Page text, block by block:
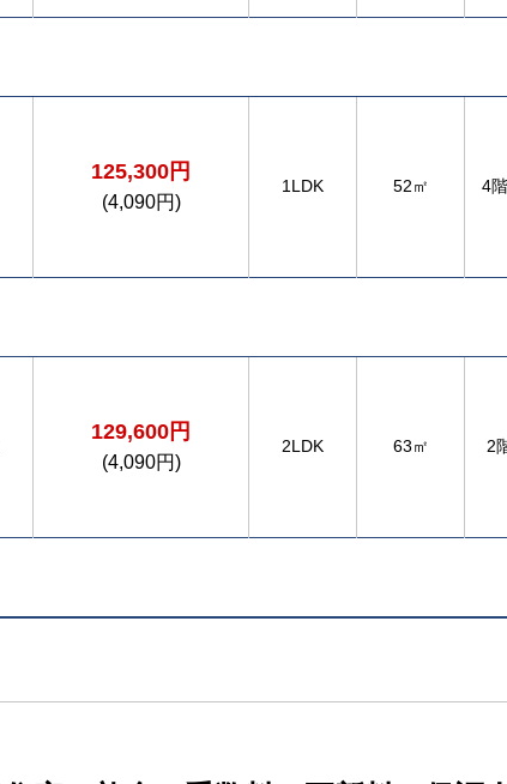
125,300円
(4,090円)
1LDK 52㎡ 4
129,600円
(4,090円)
2LDK 63㎡ 2